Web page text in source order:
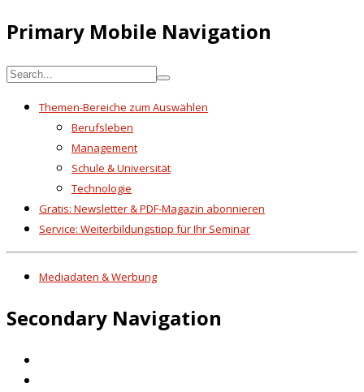
Primary Mobile Navigation
Themen-Bereiche zum Auswählen
Berufsleben
Management
Schule & Universität
Technologie
Gratis: Newsletter & PDF-Magazin abonnieren
Service: Weiterbildungstipp für Ihr Seminar
Mediadaten & Werbung
Secondary Navigation